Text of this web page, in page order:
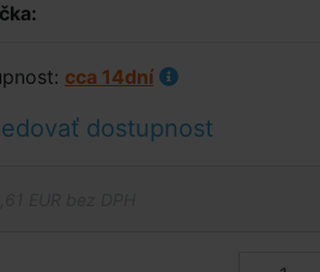
cca 14dní
dostupnost